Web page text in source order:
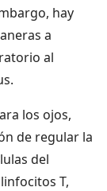
hay
a
al
los ojos,
de regular la
del
T,